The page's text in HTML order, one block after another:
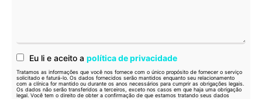
Eu li e aceito apolítica de privacidade
Tratamos as informações que você nos fornece com o único propósito de fornecer o serviço
solicitado e faturá-lo. Os dados fornecidos serão mantidos enquanto seu relacionamento
com a clínica for mantido ou durante os anos necessários para cumprir as obrigações legais.
Os dados não serão transferidos a terceiros, exceto nos casos em que haja uma obrigação
legal. Você tem o direito de obter a confirmação de que estamos tratando seus dados